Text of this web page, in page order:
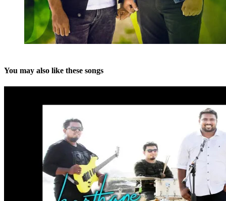
You may also like these songs